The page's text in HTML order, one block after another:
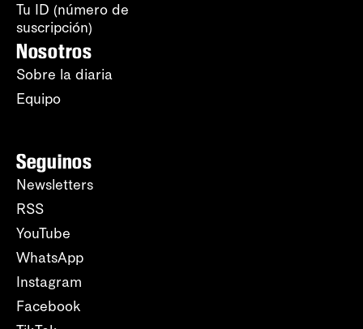
Tu ID (número de
suscripción)
Nosotros
Sobre la diaria
Equipo
Seguinos
Newsletters
RSS
YouTube
WhatsApp
Instagram
Facebook